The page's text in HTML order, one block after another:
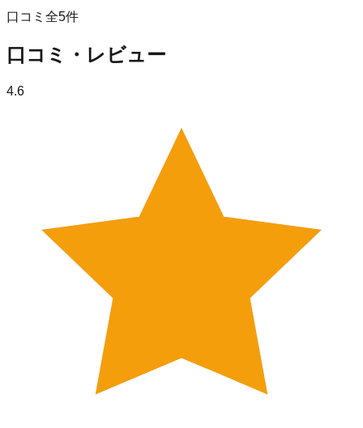
口コミ全5件
口コミ・レビュー
4.6